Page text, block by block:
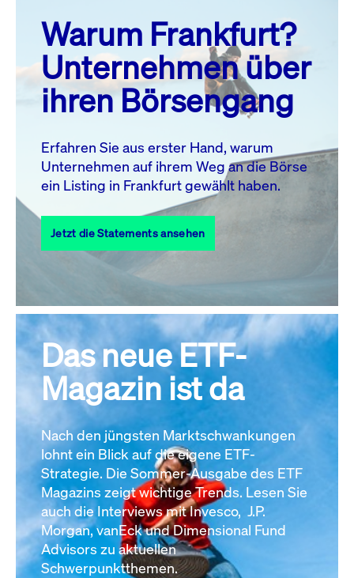
MO. DI. MI. DO. FR. SA. SO.
1
2
3
4 5 6 7 8
10 11 13 14
17
18 19 20 21 22
23
27 28
31
Alle Events
Warum Frankfurt?
Unternehmen über
ihren Börsengang
Erfahren Sie aus erster Hand, warum
Unternehmen auf ihrem Weg an die Börse
ein Listing in Frankfurt gewählt haben.
Jetzt die Statements ansehen
Das neue ETF-
Magazin ist da
Nach den jüngsten Marktschwankungen
lohnt ein Blick auf die eigene ETF-
Strategie. Die Sommer-Ausgabe des ETF
Magazins zeigt wichtige Trends. Lesen Sie
auch die Interviews mit Invesco, J.P.
Morgan, vanEck und Dimensional Fund
Advisors zu aktuellen
Schwerpunktthemen.